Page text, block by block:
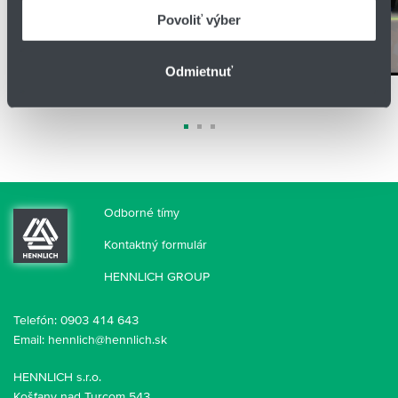
Povoliť výber
Odmietnuť
Odborné tímy
Kontaktný formulár
HENNLICH GROUP
HENNLICH s.r.o.
Telefón: 0903 414 643
Email: hennlich@hennlich.sk